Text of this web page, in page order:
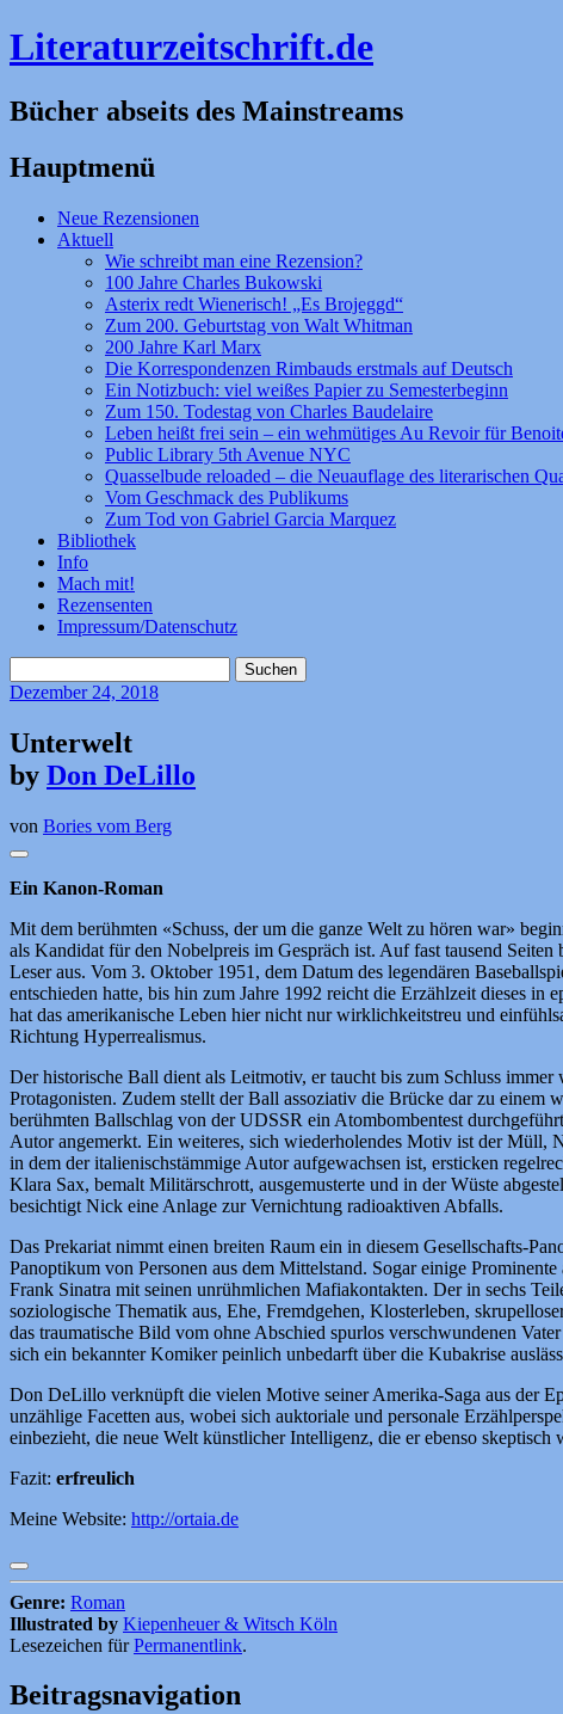
Literaturzeitschrift.de
Bücher abseits des Mainstreams
Hauptmenü
Zum
Inhalt
Neue Rezensionen
Aktuell
Wie schreibt man eine Rezension?
100 Jahre Charles Bukowski
Asterix redt Wienerisch! „Es Brojeggd“
Zum 200. Geburtstag von Walt Whitman
200 Jahre Karl Marx
Die Korrespondenzen Rimbauds erstmals auf Deutsch
Ein Notizbuch: viel weißes Papier zu Semesterbeginn
Zum 150. Todestag von Charles Baudelaire
Leben heißt frei sein – ein wehmütiges Au Revoir für
Public Library 5th Avenue NYC
Quasselbude reloaded – die Neuauflage des literarischen
Vom Geschmack des Publikums
Zum Tod von Gabriel Garcia Marquez
Bibliothek
Info
Mach mit!
Rezensenten
Impressum/Datenschutz
nach:
Dezember24, 2018
Unterwelt
by Don DeLillo
von Bories vom Berg
Ein Kanon-Roman
Mit dem berühmten «Schuss, der um die ganze Welt zu hören war»
als Kandidat für den Nobelpreis im Gespräch ist. Auf fast tausend
Leser aus. Vom 3. Oktober 1951, dem Datum des legendären
entschieden hatte, bis hin zum Jahre 1992 reicht die Erzählzeit dieses
hat das amerikanische Leben hier nicht nur wirklichkeitstreu und
Richtung Hyperrealismus.
Der historische Ball dient als Leitmotiv, er taucht bis zum Schluss
Protagonisten. Zudem stellt der Ball assoziativ die Brücke dar zu einem
berühmten Ballschlag von der UDSSR ein Atombombentest
Autor angemerkt. Ein weiteres, sich wiederholendes Motiv ist der Müll,
in dem der italienischstämmige Autor aufgewachsen ist, ersticken
Klara Sax, bemalt Militärschrott, ausgemusterte und in der Wüste
besichtigt Nick eine Anlage zur Vernichtung radioaktiven Abfalls.
Das Prekariat nimmt einen breiten Raum ein in diesem Gesellschafts-
Panoptikum von Personen aus dem Mittelstand. Sogar einige
Frank Sinatra mit seinen unrühmlichen Mafiakontakten. Der in sechs
soziologische Thematik aus, Ehe, Fremdgehen, Klosterleben,
das traumatische Bild vom ohne Abschied spurlos verschwundenen
sich ein bekannter Komiker peinlich unbedarft über die Kubakrise
Don DeLillo verknüpft die vielen Motive seiner Amerika-Saga aus der
unzählige Facetten aus, wobei sich auktoriale und personale
einbezieht, die neue Welt künstlicher Intelligenz, die er ebenso
Fazit: erfreulich
Meine Website: http://ortaia.de
Genre: Roman
Illustrated by Kiepenheuer & Witsch Köln
Lesezeichen fürPermanentlink.
Beitragsnavigation